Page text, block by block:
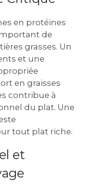
en protéines
de
grasses. Un
et une
en graisses
contribue à
du plat. Une
tout plat riche.
et